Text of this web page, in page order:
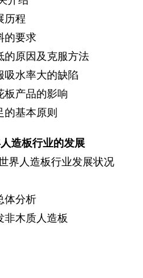
历程
的要求
的原因及克服方法
吸水率大的缺陷
板产品的影响
的基本原则
造板行业的发展
界人造板行业发展状况
体分析
非木质人造板